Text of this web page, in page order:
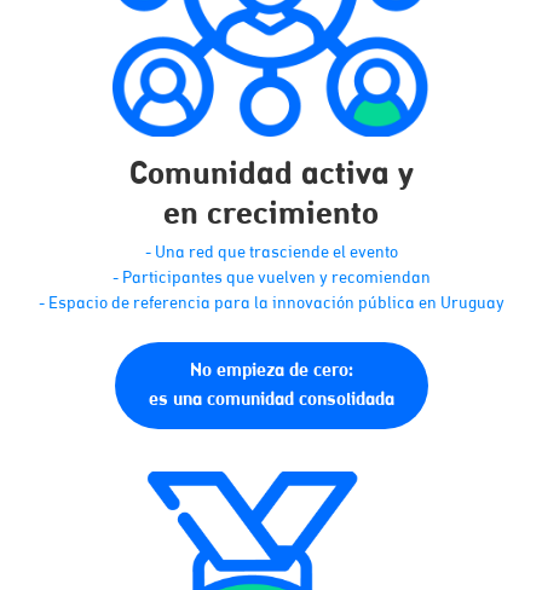
Comunidad activa y
en crecimiento
- Una red que trasciende el evento
- Participantes que vuelven y recomiendan
- Espacio de referencia para la innovación pública en Uruguay
No empieza de cero:
es una comunidad consolidada